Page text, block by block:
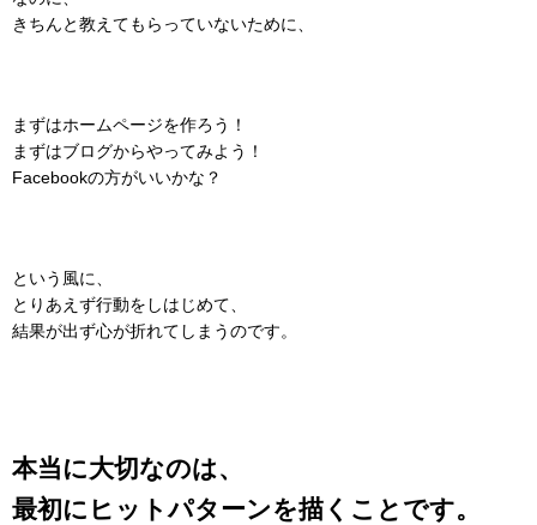
きちんと教えてもらっていないために、
まずはホームページを作ろう！
まずはブログからやってみよう！
Facebookの方がいいかな？
という風に、
とりあえず行動をしはじめて、
結果が出ず心が折れてしまうのです。
本当に大切なのは、
最初にヒットパターンを描くことです。